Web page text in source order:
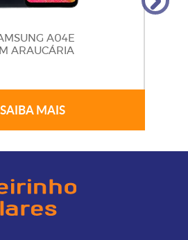
A04E
ARAUCÁRIA
SAIBA MAIS